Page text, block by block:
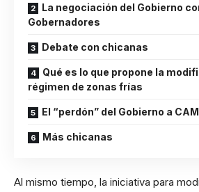
La negociación del Gobierno
Gobernadores
Debate con chicanas
Qué es lo que propone la
régimen de zonas frías
El “perdón” del Gobierno a
Más chicanas
Al mismo tiempo, la iniciativa para